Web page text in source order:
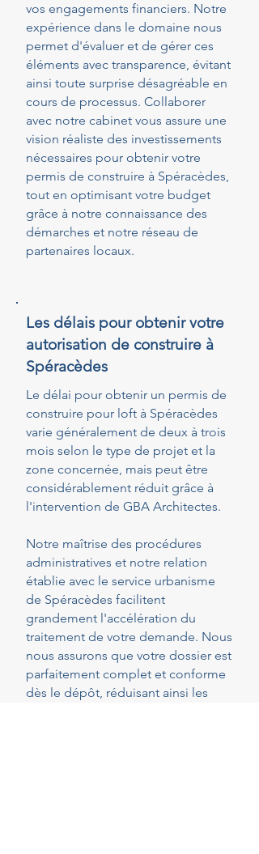
vos engagements financiers. Notre
expérience dans le domaine nous
permet d'évaluer et de gérer ces
éléments avec transparence, évitant
ainsi toute surprise désagréable en
cours de processus. Collaborer
avec notre cabinet vous assure une
vision réaliste des investissements
nécessaires pour obtenir votre
permis de construire à Spéracèdes,
tout en optimisant votre budget
grâce à notre connaissance des
démarches et notre réseau de
partenaires locaux.
Les délais pour obtenir votre
autorisation de construire à
Spéracèdes
Le délai pour obtenir un permis de
construire pour loft à Spéracèdes
varie généralement de deux à trois
mois selon le type de projet et la
zone concernée, mais peut être
considérablement réduit grâce à
l'intervention de GBA Architectes.
Notre maîtrise des procédures
administratives et notre relation
établie avec le service urbanisme
de Spéracèdes facilitent
grandement l'accélération du
traitement de votre demande. Nous
nous assurons que votre dossier est
parfaitement complet et conforme
dès le dépôt, réduisant ainsi les